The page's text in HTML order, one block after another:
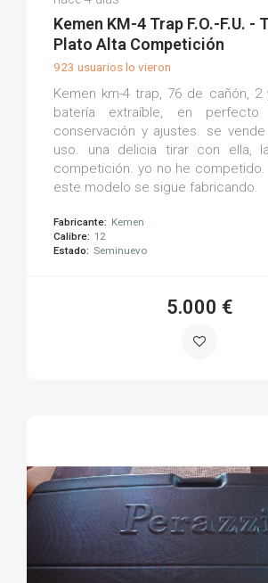
Kemen KM-4 Trap F.O.-F.U. -
Plato Alta Competición
923 usuarios lo vieron
Kemen km-4 trap, 76 de cañón, 2
batería extraíble, en
conservación y ajustes. se
uso. una delicia tirar con ella,
competición. yo no he
este modelo se sigue fabricando.
Fabricante: Kemen
Calibre: 12
Estado: Seminuevo
5.000 €